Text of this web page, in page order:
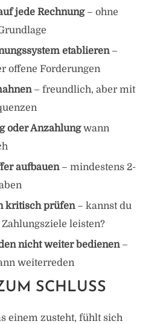
jede Rechnung– ohne
etablieren–
offene Forderungen
– freundlich, aber mit
oder Anzahlungwann
aufbauen– mindestens 2-
kritisch prüfen– kannst du
leisten?
nicht weiter bedienen–
weiterreden
SCHLUSS
einem zusteht, fühlt sich